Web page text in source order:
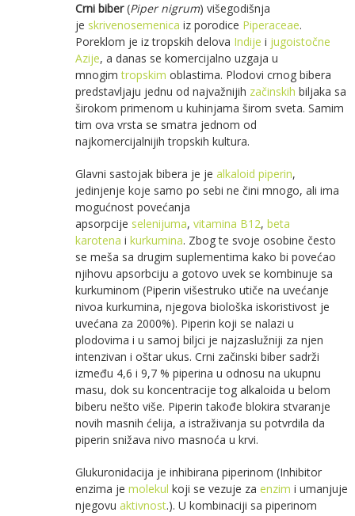
Crni biber(Piper nigrum) višegodišnja
je skrivenosemenica iz porodice Piperaceae.
Poreklom je iz tropskih delova Indije i jugoistočne
Azije, a danas se komercijalno uzgaja u
mnogimtropskim oblastima. Plodovi crnog bibera
predstavljaju jednu od najvažnijih začinskih biljaka sa
širokom primenom u kuhinjama širom sveta. Samim
tim ova vrsta se smatra jednom od
najkomercijalnijih tropskih kultura.
Glavni sastojak bibera je je alkaloid piperin,
jedinjenje koje samo po sebi ne čini mnogo, ali ima
mogućnost povećanja
apsorpcije selenijuma, vitamina B12, beta
karotena i kurkumina. Zbog te svoje osobine često
se meša sa drugim suplementima kako bi povećao
njihovu apsorbciju a gotovo uvek se kombinuje sa
kurkuminom (Piperin višestruko utiče na uvećanje
nivoa kurkumina, njegova biološka iskoristivost je
uvećana za 2000%). Piperin koji se nalazi u
plodovima i u samoj biljci je najzaslužniji za njen
intenzivan i oštar ukus. Crni začinski biber sadrži
između 4,6 i 9,7 % piperina u odnosu na ukupnu
masu, dok su koncentracije tog alkaloida u belom
biberu nešto više. Piperin takođe blokira stvaranje
novih masnih ćelija, a istraživanja su potvrdila da
piperin snižava nivo masnoća u krvi.
Glukuronidacija je inhibirana piperinom (Inhibitor
enzima je molekul koji se vezuje za enzim i umanjuje
njegovu aktivnost.). U kombinaciji sa piperinom